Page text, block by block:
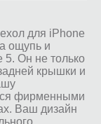
для iPhone
ощупь и
Он не только
крышки и
фирменными
Ваш дизайн